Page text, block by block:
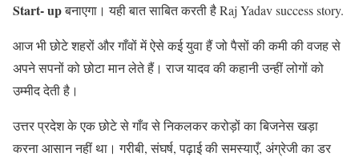
Start- upबनाएगा। यही बात साबित करती है Raj Yadav success story.
आज भी छोटे शहरों और गाँवों में ऐसे कई युवा हैं जो पैसों की कमी की वजह से
अपने सपनों को छोटा मान लेते हैं। राज यादव की कहानी उन्हीं लोगों को
उम्मीद देती है।
उत्तर प्रदेश के एक छोटे से गाँव से निकलकर करोड़ों का बिजनेस खड़ा
करना आसान नहीं था। गरीबी, संघर्ष, पढ़ाई की समस्याएँ, अंग्रेजी का डर